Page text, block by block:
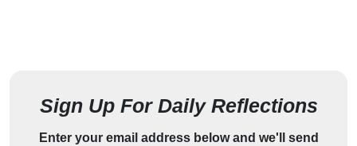
Sign Up For Daily Reflections
Enter your email address below and we'll send